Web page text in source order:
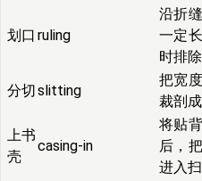
划口 ruling
沿折
一定
时排
分切slitting
把宽
裁剖
上书
壳
casing-in
将贴
后，
进入